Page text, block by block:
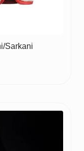
Sarkani